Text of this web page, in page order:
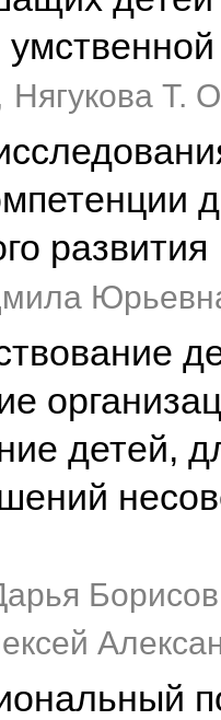
Нягукова Т.
развития
детей,